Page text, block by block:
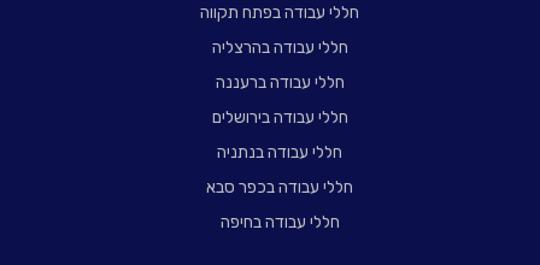
חללי עבודה בפתח תקווה
חללי עבודה בהרצליה
חללי עבודה ברעננה
חללי עבודה בירושלים
חללי עבודה בנתניה
חללי עבודה בכפר סבא
חללי עבודה בחיפה